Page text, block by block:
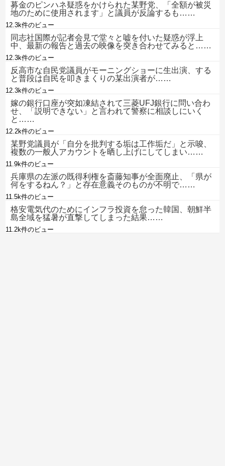
募金のピンハネ疑惑をかけられた某野党、「全額が被災
地のために使用されます」と議員が反論するも……
12.3k件のビュー
同志社国際が記者会見で堂々と嘘を付いた疑惑が浮上
中、最新の報告と過去の映像を突き合わせてみると……
12.3k件のビュー
反高市な自民党議員がモーニングショーに生出演、する
と普段は自民を叩きまくりの某出演者が……
12.3k件のビュー
嫁の銀行口座が突如凍結されて三菱UFJ銀行に問い合わ
せ、「説明できない」と言われて警察に相談しにいく
と……
12.2k件のビュー
某野党議員が「自分を批判する垢は工作垢だ」と示唆、
複数の一般人アカウントを晒し上げにしてしまい……
11.9k件のビュー
兵庫県の左派の既得利権を斎藤知事が全面廃止、「県が
何をするねん？」と存在意義そのものが不明で……
11.5k件のビュー
格安電気代のためにインフラ投資を怠った韓国、朝鮮半
島全域を猛暑が直撃してしまった結果……
11.2k件のビュー